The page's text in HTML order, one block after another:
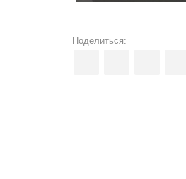
Поделиться: